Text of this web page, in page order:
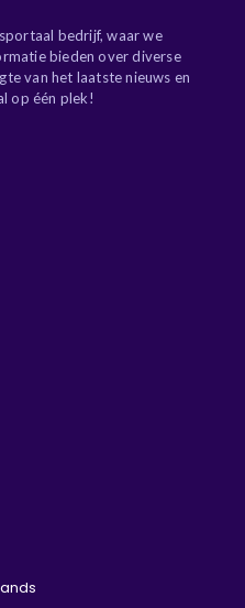
bedrijf, waar we
bieden over diverse
van het laatste nieuws en
op één plek!